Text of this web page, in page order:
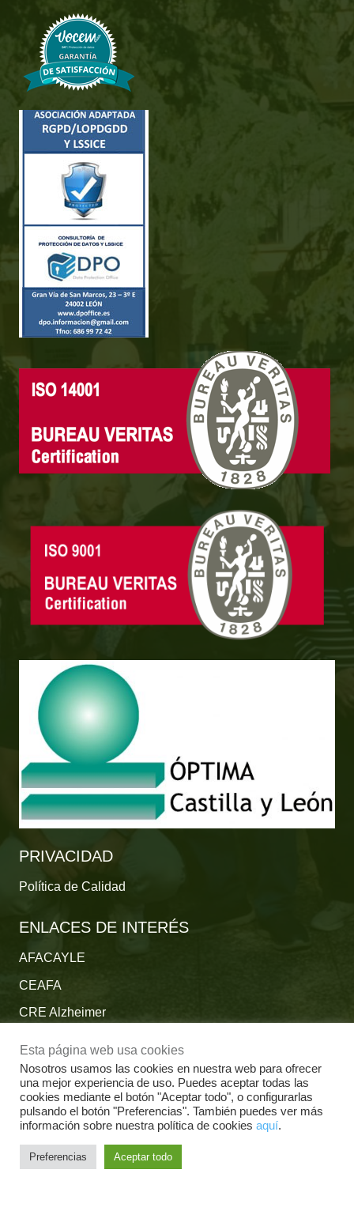
PRIVACIDAD
Política de Calidad
ENLACES DE INTERÉS
AFACAYLE
CEAFA
CRE Alzheimer
Fundación Cien
Plataforma del Voluntariado de España
Fundación Por un Mañana sin Alzheimer
Fundación Tase
Esta página web usa cookies
Nosotros usamos las cookies en nuestra web para ofrecer
una mejor experiencia de uso. Puedes aceptar todas las
cookies mediante el botón "Aceptar todo", o configurarlas
pulsando el botón "Preferencias". También puedes ver más
información sobre nuestra política de cookies aquí.
Preferencias Aceptar todo